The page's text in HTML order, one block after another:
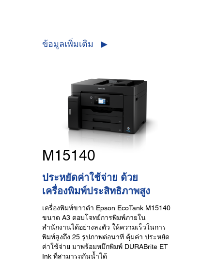
ข้อมูลเพิ่มเติม ▶
M15140
ประหยัดค่าใช้จ่าย ด้วย
เครื่องพิมพ์ประสิทธิภาพสูง
เครื่องพิมพ์ขาวดำ Epson EcoTank M15140
ขนาด A3 ตอบโจทย์การพิมพ์ภายใน
สำนักงานได้อย่างลงตัว ให้ความเร็วในการ
พิมพ์สูงถึง 25 รูปภาพต่อนาที คุ้มค่า ประหยัด
ค่าใช้จ่าย มาพร้อมหมึกพิมพ์ DURABrite ET
Ink ที่สามารถกันน้ำได้